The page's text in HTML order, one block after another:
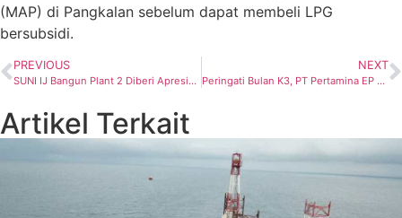
(MAP) di Pangkalan sebelum dapat membeli LPG
bersubsidi.
PREVIOUS
SUNI IJ Bangun Plant 2 Diberi Apresiasi SKK Migas dari PMA Menjadi PMDN
NEXT
Peringati Bulan K3, PT Pertamina EP Bunyu Field Tegaskan Komitmen Keselamatan dan Kesehatan Pekerja
Artikel Terkait